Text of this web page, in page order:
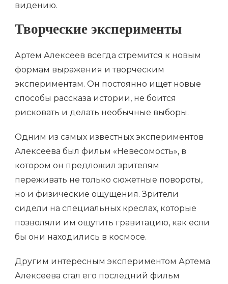
видению.
Творческие эксперименты
Артем Алексеев всегда стремится к новым
формам выражения и творческим
экспериментам. Он постоянно ищет новые
способы рассказа истории, не боится
рисковать и делать необычные выборы.
Одним из самых известных экспериментов
Алексеева был фильм «Невесомость», в
котором он предложил зрителям
переживать не только сюжетные повороты,
но и физические ощущения. Зрители
сидели на специальных креслах, которые
позволяли им ощутить гравитацию, как если
бы они находились в космосе.
Другим интересным экспериментом Артема
Алексеева стал его последний фильм